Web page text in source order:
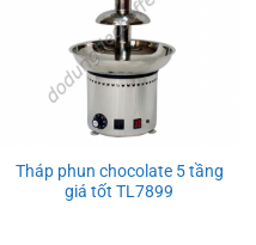
Tháp phun chocolate 5 tầng
giá tốt TL7899